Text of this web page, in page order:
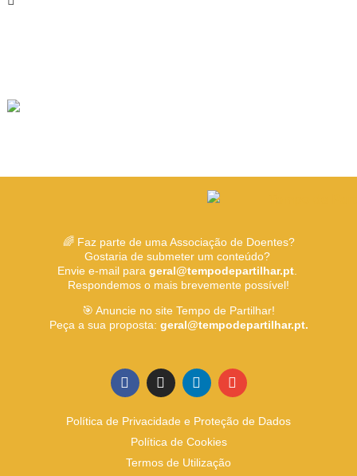
🌈 Faz parte de uma Associação de Doentes?
Gostaria de submeter um conteúdo?
Envie e-mail para geral@tempodepartilhar.pt.
Respondemos o mais brevemente possível!
🎯 Anuncie no site Tempo de Partilhar!
Peça a sua proposta: geral@tempodepartilhar.pt.
Política de Privacidade e Proteção de Dados
Política de Cookies
Termos de Utilização